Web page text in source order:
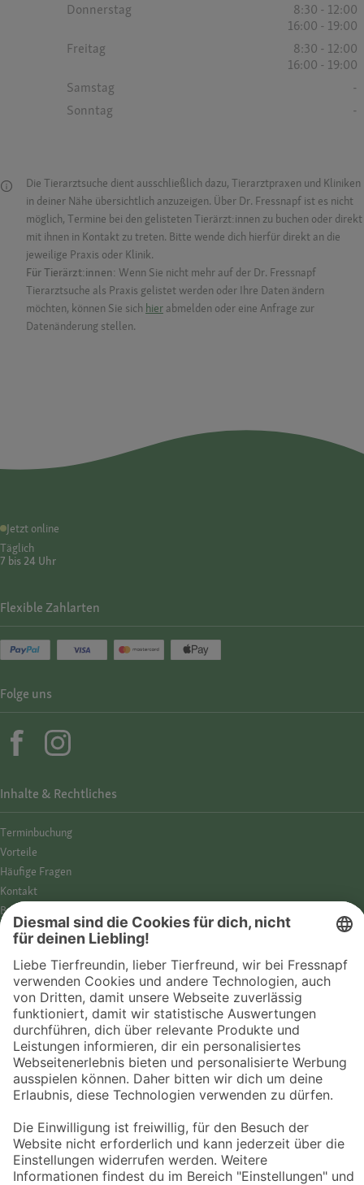
Donnerstag
8:30 - 12:00
16:00 - 19:00
Freitag
8:30 - 12:00
16:00 - 19:00
Samstag
-
Sonntag
-
Die Tierarztsuche dient ausschließlich dazu, Tierarztpraxen und Kliniken
in deiner Nähe übersichtlich anzuzeigen. Über Dr. Fressnapf ist es nicht
möglich, Termine bei den gelisteten Tierärzt:innen zu buchen oder direkt
mit ihnen in Kontakt zu treten. Bitte wende dich hierfür direkt an die
jeweilige Praxis oder Klinik.
Für Tierärzt:innen: Wenn Sie nicht mehr auf der Dr. Fressnapf
Tierarztsuche als Praxis gelistet werden oder Ihre Daten ändern
möchten, können Sie sich hier abmelden oder eine Anfrage zur
Datenänderung stellen.
Jetzt online
Täglich
7 bis 24 Uhr
© 2026 Fressnapf Tiernahrungs GmbH
Westpreußenstraße 32-38
Inhalte & Rechtliches
Termin­buchung
Vorteile
Häufige Fragen
Kontakt
Barrierefreiheit
Impressum
Datenschutz­hinweise
Cookies
AGB
Entdecke Fressnapf
Tierversicherung
GPS-Tracker
Fressnapf Salon
Online-Shop
Flexible Zahlarten
Folge uns